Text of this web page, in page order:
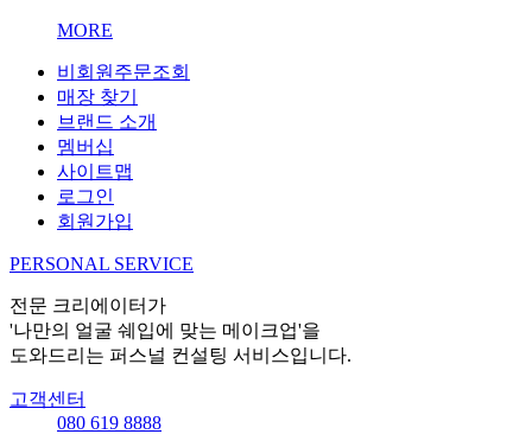
MORE
비회원주문조회
매장 찾기
브랜드 소개
멤버십
사이트맵
로그인
회원가입
PERSONAL SERVICE
전문 크리에이터가
'나만의 얼굴 쉐입에 맞는 메이크업'을
도와드리는 퍼스널 컨설팅 서비스입니다.
고객센터
080 619 8888